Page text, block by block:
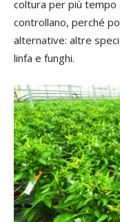
coltura per più tempo
controllano, perché
alternative: altre
linfa e funghi.